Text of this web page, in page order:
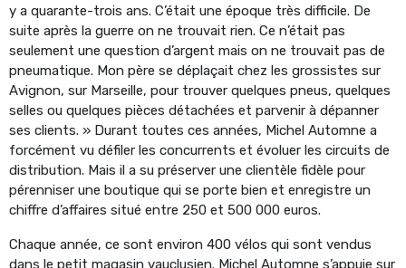
y a quarante-trois ans. C’était une époque très difficile. De
suite après la guerre on ne trouvait rien. Ce n’était pas
seulement une question d’argent mais on ne trouvait pas de
pneumatique. Mon père se déplaçait chez les grossistes sur
Avignon, sur Marseille, pour trouver quelques pneus, quelques
selles ou quelques pièces détachées et parvenir à dépanner
ses clients. » Durant toutes ces années, Michel Automne a
forcément vu défiler les concurrents et évoluer les circuits de
distribution. Mais il a su préserver une clientèle fidèle pour
pérenniser une boutique qui se porte bien et enregistre un
chiffre d’affaires situé entre 250 et 500 000 euros.
Chaque année, ce sont environ 400 vélos qui sont vendus
dans le petit magasin vauclusien. Michel Automne s’appuie sur